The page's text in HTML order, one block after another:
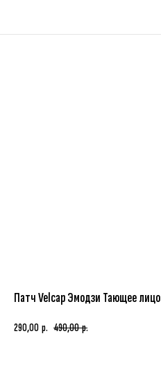
Патч Velcap Эмодзи Тающее лицо
290,00 р. 490,00 р.